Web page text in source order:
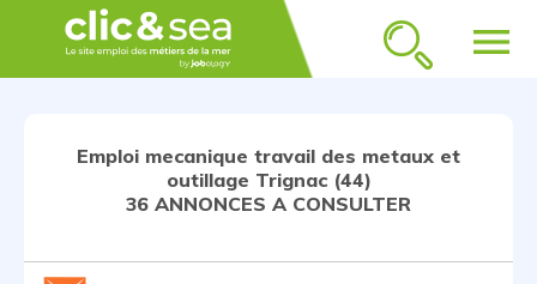
menu
Emploi mecanique travail des metaux et
outillage Trignac (44)
36 ANNONCES A CONSULTER